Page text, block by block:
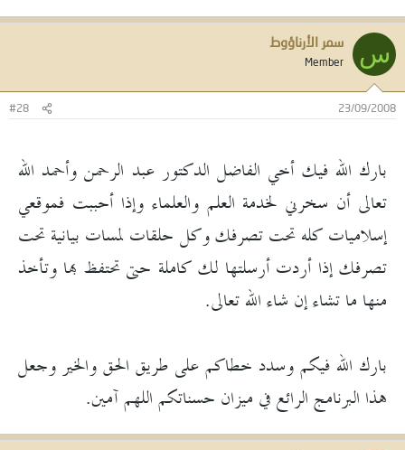
س سمر الأرناؤوط
Member
23/09/2008
#28
بارك الله فيك أخي الفاضل الدكتور عبد الرحمن وأحمد الله
تعالى أن سخرني لخدمة العلم والعلماء وإذا أحببت فموقعي
إسلاميات كله تحت تصرفك وكل حلقات لمسات بيانية تحت
تصرفك إذا أردت أرسلتها لك كاملة حتى تحتفظ بها وتأخذ
منها ما تشاء إن شاء الله تعالى.
بارك الله فيكم وسدد خطاكم على طريق الحق والخير وجعل
هذا البرنامج الرائع في ميزان حسناتكم اللهم آمين.